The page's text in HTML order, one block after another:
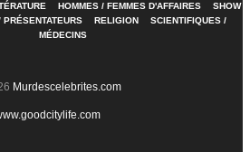
HOMMES / FEMMES D'AFFAIRES
SHOW
RELIGION
SCIENTIFIQUES /
MÉDECINS
Murdescelebrites.com